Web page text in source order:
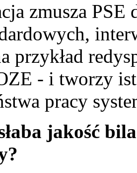
zmusza PSE
przykład
- i tworzy
pracy
jakość